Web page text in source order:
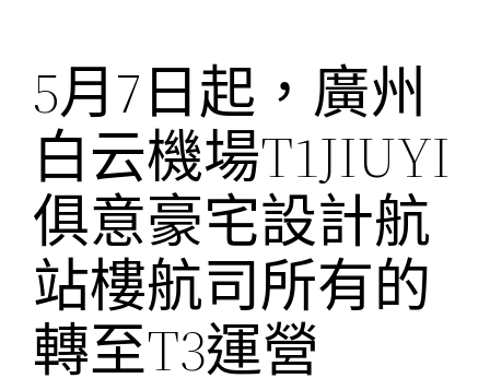
5月7日起，廣州
白云機場T1JIUYI
俱意豪宅設計航
站樓航司所有的
轉至T3運營